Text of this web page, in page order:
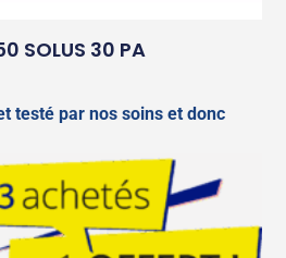
SOLUS 30 PA
testé par nos soins et donc